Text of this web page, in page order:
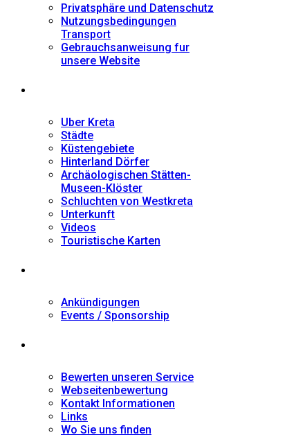
Privatsphäre und Datenschutz
Nutzungsbedingungen
Transport
Gebrauchsanweisung fur
unsere Website
Uber Kreta
Städte
Küstengebiete
Hinterland Dörfer
Archäologischen Stätten-
Museen-Klöster
Schluchten von Westkreta
Unterkunft
Videos
Touristische Karten
Ankündigungen
Events / Sponsorship
Bewerten unseren Service
Webseitenbewertung
Kontakt Informationen
Links
Wo Sie uns finden